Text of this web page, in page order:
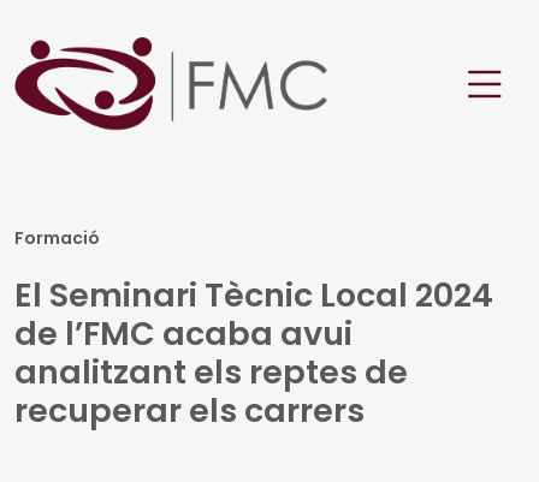
Formació
El Seminari Tècnic Local 2024
de l’FMC acaba avui
analitzant els reptes de
recuperar els carrers